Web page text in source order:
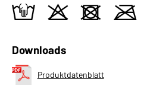
t o d m
Downloads
Produktdatenblatt